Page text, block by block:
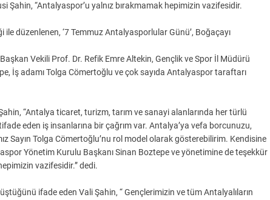
Şahin, “Antalyaspor’u yalnız bırakmamak hepimizin vazifesidir.
düzenlenen, ‘7 Temmuz Antalyasporlular Günü’, Boğaçayı
Vekili Prof. Dr. Refik Emre Altekin, Gençlik ve Spor İl Müdürü
İş adamı Tolga Cömertoğlu ve çok sayıda Antalyaspor taraftarı
“Antalya ticaret, turizm, tarım ve sanayi alanlarında her türlü
eden iş insanlarına bir çağrım var. Antalya’ya vefa borcunuzu,
Sayın Tolga Cömertoğlu’nu rol model olarak gösterebilirim. Kendisine
Yönetim Kurulu Başkanı Sinan Boztepe ve yönetimine de teşekkür
vazifesidir.” dedi.
ifade eden Vali Şahin, “ Gençlerimizin ve tüm Antalyalıların